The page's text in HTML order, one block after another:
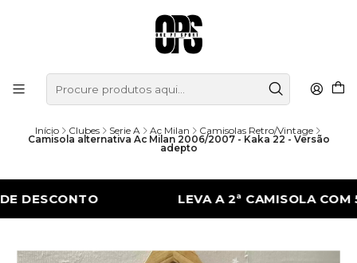
Início Clubes Serie A Ac Milan Camisolas Retro/Vintage
Camisola alternativa Ac Milan 2006/2007 - Kaka 22 - Versão
adepto
LEVA A 2ª CAMISOLA COM 50% DE